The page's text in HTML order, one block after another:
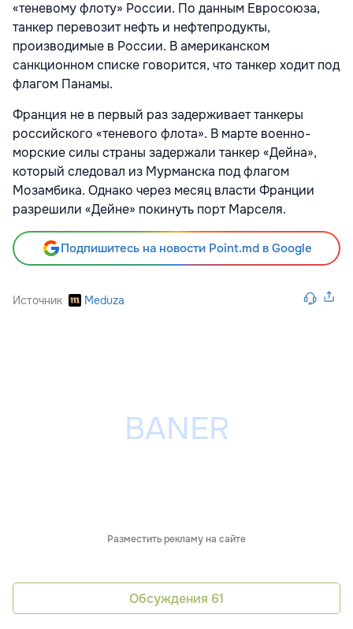
«теневому флоту» России. По данным Евросоюза,
танкер перевозит нефть и нефтепродукты,
производимые в России. В американском
санкционном списке говорится, что танкер ходит под
флагом Панамы.
Франция не в первый раз задерживает танкеры
российского «теневого флота». В марте военно-
морские силы страны задержали танкер «Дейна»,
который следовал из Мурманска под флагом
Мозамбика. Однако через месяц власти Франции
разрешили «Дейне» покинуть порт Марселя.
Подпишитесь на новости Point.md в Google
Источник Meduza
Разместить рекламу на сайте
Обсуждения 61